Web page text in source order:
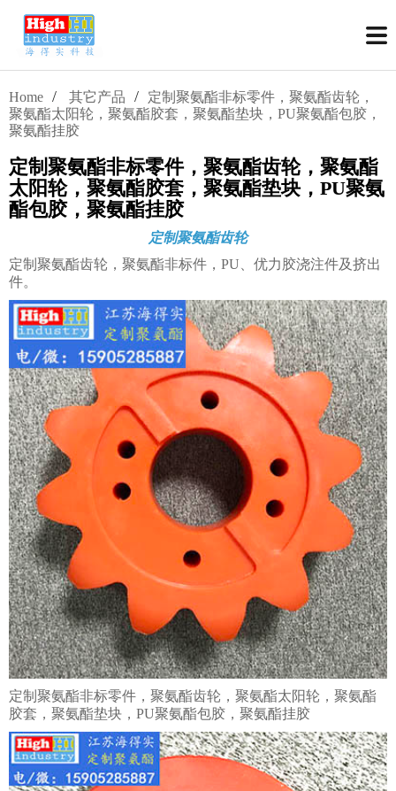
Home / 其它产品 /
定制聚氨酯非标零件，聚氨酯齿轮，
聚氨酯太阳轮，聚氨酯胶套，聚氨酯垫块，PU聚氨酯包胶，
聚氨酯挂胶
定制聚氨酯非标零件，聚氨酯齿轮，聚氨酯
太阳轮，聚氨酯胶套，聚氨酯垫块，PU聚氨
酯包胶，聚氨酯挂胶
定制聚氨酯齿轮
定制聚氨酯齿轮，聚氨酯非标件，PU、优力胶浇注件及挤出
件。
定制聚氨酯非标零件，聚氨酯齿轮，聚氨酯太阳轮，聚氨酯
胶套，聚氨酯垫块，PU聚氨酯包胶，聚氨酯挂胶